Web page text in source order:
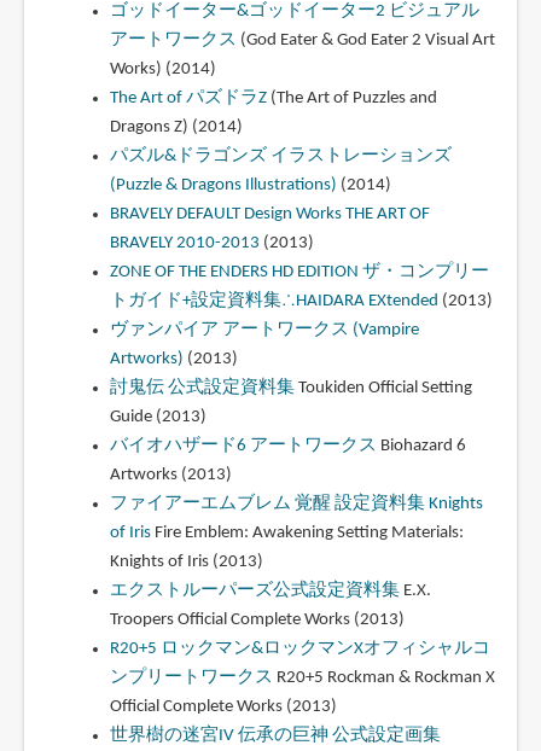
ゴッドイーター&ゴッドイーター2 ビジュアル
アートワークス (God Eater & God Eater 2 Visual Art
Works) (2014)
The Art of パズドラZ(The Art of Puzzles and
Dragons Z) (2014)
パズル&ドラゴンズ イラストレーションズ
(Puzzle & Dragons Illustrations) (2014)
BRAVELY DEFAULT Design Works THE ART OF
BRAVELY 2010-2013 (2013)
ZONE OF THE ENDERS HD EDITION ザ・コンプリー
トガイド+設定資料集∴HAIDARA EXtended (2013)
ヴァンパイア アートワークス (Vampire
Artworks) (2013)
討鬼伝 公式設定資料集Toukiden Official Setting
Guide (2013)
バイオハザード6 アートワークス Biohazard 6
Artworks (2013)
ファイアーエムブレム 覚醒 設定資料集 Knights
of IrisFire Emblem: Awakening Setting Materials:
Knights of Iris (2013)
エクストルーパーズ公式設定資料集E.X.
Troopers Official Complete Works (2013)
R20+5 ロックマン&ロックマンXオフィシャルコ
ンプリートワークス R20+5 Rockman & Rockman X
Official Complete Works (2013)
世界樹の迷宮IV 伝承の巨神 公式設定画集